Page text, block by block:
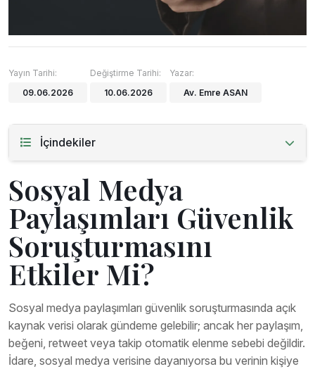
Yayın Tarihi:
09.06.2026
Değiştirme Tarihi:
10.06.2026
Yazar:
Av. Emre ASAN
İçindekiler
Sosyal Medya
Paylaşımları Güvenlik
Soruşturmasını
Etkiler Mi?
Sosyal medya paylaşımları güvenlik soruşturmasında açık
kaynak verisi olarak gündeme gelebilir; ancak her paylaşım,
beğeni, retweet veya takip otomatik elenme sebebi değildir.
İdare, sosyal medya verisine dayanıyorsa bu verinin kişiye